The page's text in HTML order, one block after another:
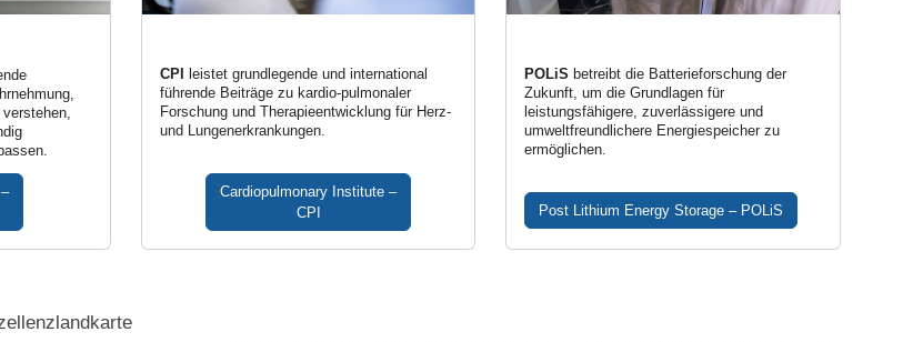
CPI
leistet grundlegende und international
führende Beiträge zu kardio-pulmonaler
Forschung und Therapieentwicklung für Herz-
und Lungenerkrankungen.
Cardiopulmonary Institute –
CPI
POLiS betreibt die Batterieforschung der
Zukunft, um die Grundlagen für
leistungsfähigere, zuverlässigere und
umweltfreundlichere Energiespeicher zu
ermöglichen.
Post Lithium Energy Storage – POLiS